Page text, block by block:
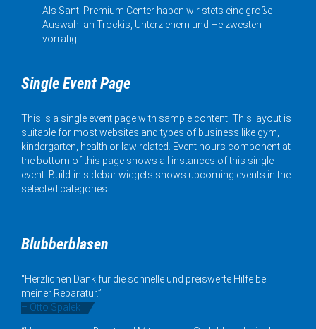
Als Santi Premium Center haben wir stets eine große
Auswahl an Trockis, Unterziehern und Heizwesten
vorrätig!
Single Event Page
This is a single event page with sample content. This layout is
suitable for most websites and types of business like gym,
kindergarten, health or law related. Event hours component at
the bottom of this page shows all instances of this single
event. Build-in sidebar widgets shows upcoming events in the
selected categories.
Blubberblasen
“Herzlichen Dank für die schnelle und preiswerte Hilfe bei
meiner Reparatur.”
– Otto Spalek